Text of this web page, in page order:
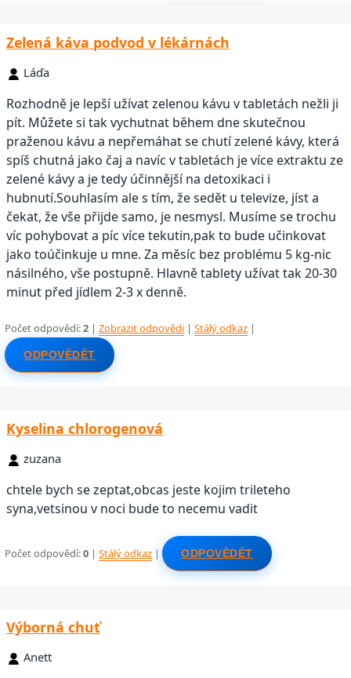
Zelená káva podvod v lékárnách
Láďa
Rozhodně je lepší užívat zelenou kávu v tabletách nežli ji
pít. Můžete si tak vychutnat během dne skutečnou
praženou kávu a nepřemáhat se chutí zelené kávy, která
spíš chutná jako čaj a navíc v tabletách je více extraktu ze
zelené kávy a je tedy účinnější na detoxikaci i
hubnutí.Souhlasím ale s tím, že sedět u televize, jíst a
čekat, že vše přijde samo, je nesmysl. Musíme se trochu
víc pohybovat a píc více tekutin,pak to bude učinkovat
jako toúčinkuje u mne. Za měsíc bez problému 5 kg-nic
násilného, vše postupně. Hlavně tablety užívat tak 20-30
minut před jídlem 2-3 x denně.
Počet odpovědí:2 |Zobrazit odpovědi |Stálý odkaz |
ODPOVĚDĚT
Kyselina chlorogenová
zuzana
chtele bych se zeptat,obcas jeste kojim trileteho
syna,vetsinou v noci bude to necemu vadit
Počet odpovědí:0 |Stálý odkaz | ODPOVĚDĚT
Výborná chuť
Anett